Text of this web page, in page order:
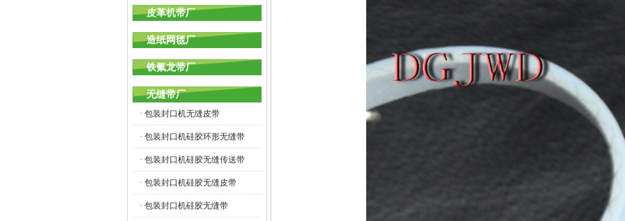
皮革机带厂
造纸网毯厂
铁氟龙带厂
无缝带厂
· 包装封口机无缝皮带
· 包装封口机硅胶环形无缝带
· 包装封口机硅胶无缝传送带
· 包装封口机硅胶无缝皮带
· 包装封口机硅胶无缝带